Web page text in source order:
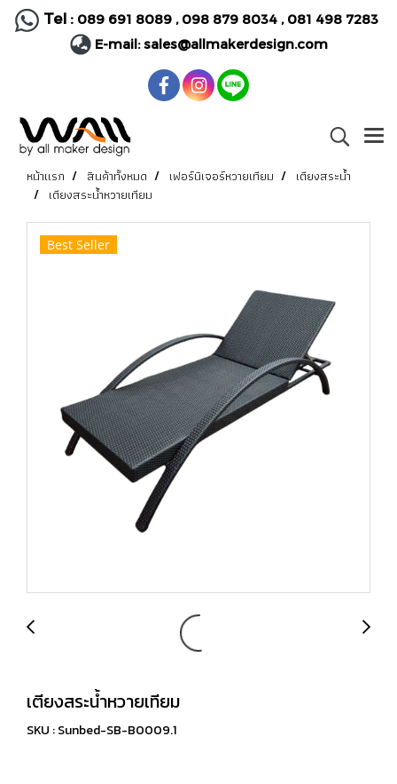
Tel : 089 691 8089, 098 879 8034 , 081 498 7283
E-mail:sales@allmakerdesign.com
หน้าแรก สินค้าทั้งหมด เฟอร์นิเจอร์หวายเทียม
เตียงสระน้ำ
เตียงสระน้ำหวายเทียม
Best Seller
เตียงสระน้ำหวายเทียม
SKU : Sunbed-SB-B0009.1